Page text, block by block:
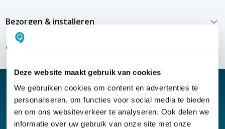
Deze website maakt gebruik van cookies
We gebruiken cookies om content en advertenties te
personaliseren, om functies voor social media te bieden
en om ons websiteverkeer te analyseren. Ook delen we
informatie over uw gebruik van onze site met onze
Bezorgen & installeren
Over KommaGo
Nieuwsbrief